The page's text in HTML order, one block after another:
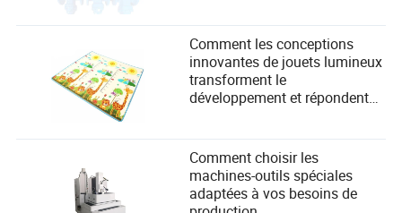
Comment les conceptions
innovantes de jouets lumineux
transforment le
développement et répondent
Comment choisir les
machines-outils spéciales
adaptées à vos besoins de